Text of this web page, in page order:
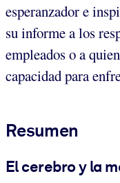
esperanzador e
su informe a los
empleados o a
capacidad para
Resumen
El cerebro y la